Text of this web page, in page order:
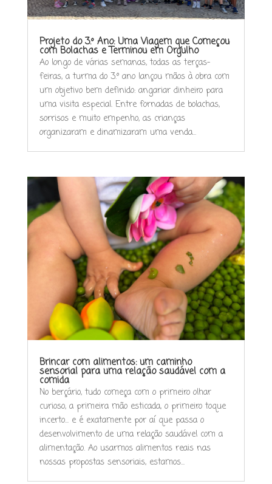
Projeto do 3.º Ano: Uma Viagem que Começou
com Bolachas e Terminou em Orgulho
Ao longo de várias semanas, todas as terças-
feiras, a turma do 3.º ano lançou mãos à obra com
um objetivo bem definido: angariar dinheiro para
uma visita especial. Entre fornadas de bolachas,
sorrisos e muito empenho, as crianças
organizaram e dinamizaram uma venda...
Brincar com alimentos: um caminho
sensorial para uma relação saudável com a
comida
No berçário, tudo começa com o primeiro olhar
curioso, a primeira mão esticada, o primeiro toque
incerto... e é exatamente por aí que passa o
desenvolvimento de uma relação saudável com a
alimentação. Ao usarmos alimentos reais nas
nossas propostas sensoriais, estamos...